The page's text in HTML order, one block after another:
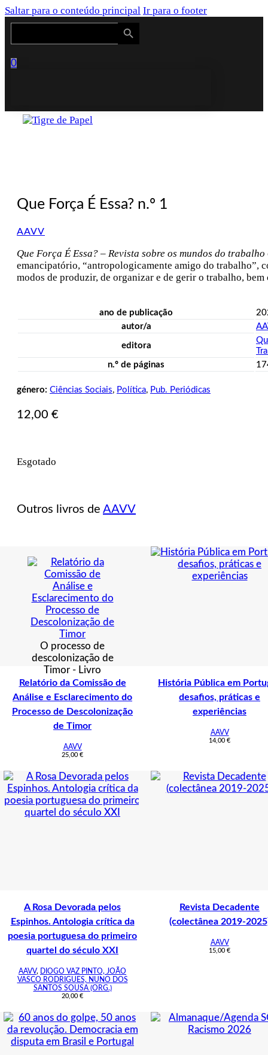
Saltar para o conteúdo principal Ir para o footer
Search
Search Button
0
Que Força É Essa? n.º 1
AAVV
Que Força É Essa? – Revista sobre os mundos do trabalho
emancipatório, “antropologicamente amigo do trabalho”,
modos de produzir, de organizar e de gerir o trabalho,
ano de publicação
autor/a
editora
n.º de páginas
género: Ciências Sociais, Política, Pub. Periódicas
12,00 €
Esgotado
Outros livros de AAVV
O processo de
descolonização de
Timor - Livro
Relatório da Comissão de
Análise e Esclarecimento do
Processo de Descolonização
de Timor
AAVV
25,00 €
História Pública em
desafios, práticas e
experiências
AAVV
14,00 €
A Rosa Devorada pelos
Espinhos. Antologia crítica da
poesia portuguesa do primeiro
quartel do século XXI
AAVV,
DIOGO VAZ PINTO, JOÃO
VASCO RODRIGUES, NUNO DOS
SANTOS SOUSA (ORG.)
20,00 €
Revista Decadente
(colectânea 2019-
AAVV
15,00 €